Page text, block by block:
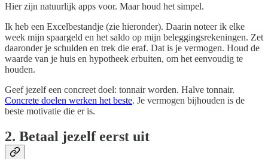
Hier zijn natuurlijk apps voor. Maar houd het simpel.
Ik heb een Excelbestandje (zie hieronder). Daarin noteer ik elke
week mijn spaargeld en het saldo op mijn beleggingsrekeningen. Zet
daaronder je schulden en trek die eraf. Dat is je vermogen. Houd de
waarde van je huis en hypotheek erbuiten, om het eenvoudig te
houden.
Geef jezelf een concreet doel: tonnair worden. Halve tonnair.
Concrete doelen werken het beste. Je vermogen bijhouden is de
beste motivatie die er is.
2. Betaal jezelf eerst uit